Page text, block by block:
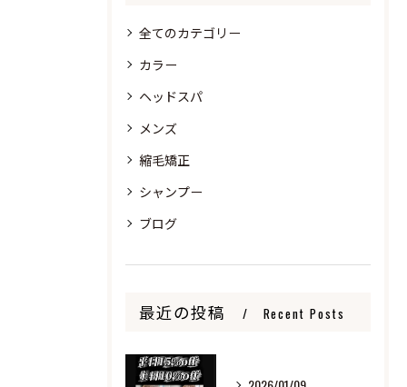
全てのカテゴリー
カラー
ヘッドスパ
メンズ
縮毛矯正
シャンプー
ブログ
最近の投稿 Recent Posts